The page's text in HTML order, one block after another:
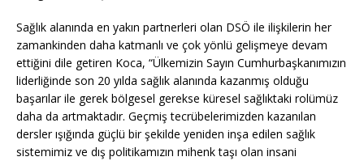
Sağlık alanında en yakın partnerleri olan DSÖ ile ilişkilerin her
zamankinden daha katmanlı ve çok yönlü gelişmeye devam
ettiğini dile getiren Koca, “Ülkemizin Sayın Cumhurbaşkanımızın
liderliğinde son 20 yılda sağlık alanında kazanmış olduğu
başarılar ile gerek bölgesel gerekse küresel sağlıktaki rolümüz
daha da artmaktadır. Geçmiş tecrübelerimizden kazanılan
dersler ışığında güçlü bir şekilde yeniden inşa edilen sağlık
sistemimiz ve dış politikamızın mihenk taşı olan insani